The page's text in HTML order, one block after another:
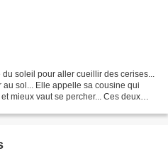
soleil pour aller cueillir des cerises...
sol... Elle appelle sa cousine qui
mieux vaut se percher... Ces deux